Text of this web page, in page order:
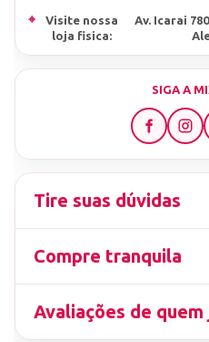
⌖
Visite nossa
loja fisica:
Av. Icarai
SIGA A
Tire suas dúvidas
Compre tranquila
Avaliações de quem